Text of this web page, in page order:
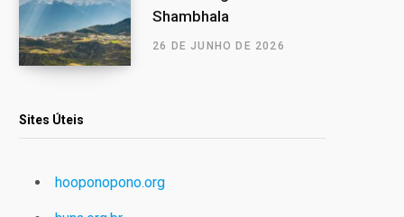
Shambhala
26 DE JUNHO DE 2026
Sites Úteis
hooponopono.org